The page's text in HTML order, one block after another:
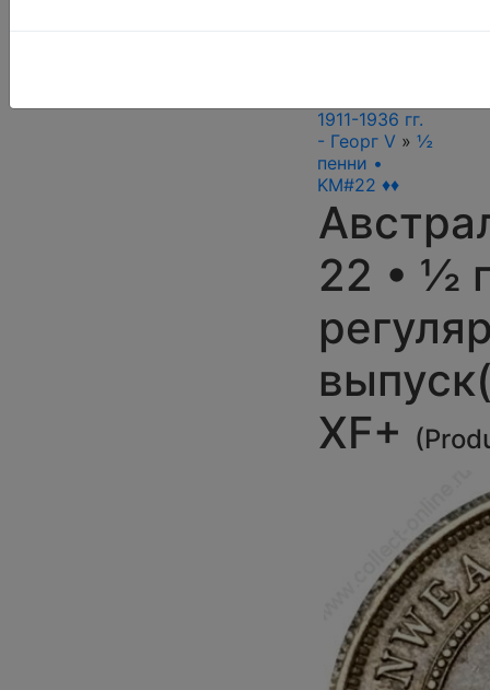
1911-1936 гг.
- Георг V » ½
пенни •
KM#22 ♦♦
22 • ½
XF+ (